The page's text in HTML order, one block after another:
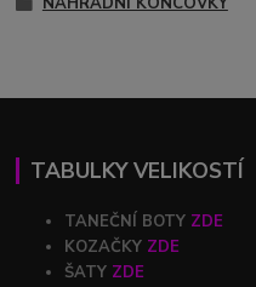
TABULKY VELIKOSTÍ
TANEČNÍ BOTY ZDE
KOZAČKY ZDE
ŠATY ZDE